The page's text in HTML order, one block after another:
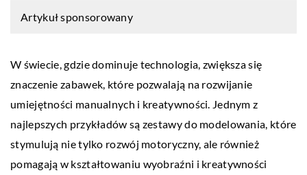
Artykuł sponsorowany
W świecie, gdzie dominuje technologia, zwiększa się
znaczenie zabawek, które pozwalają na rozwijanie
umiejętności manualnych i kreatywności. Jednym z
najlepszych przykładów są zestawy do modelowania, które
stymulują nie tylko rozwój motoryczny, ale również
pomagają w kształtowaniu wyobraźni i kreatywności